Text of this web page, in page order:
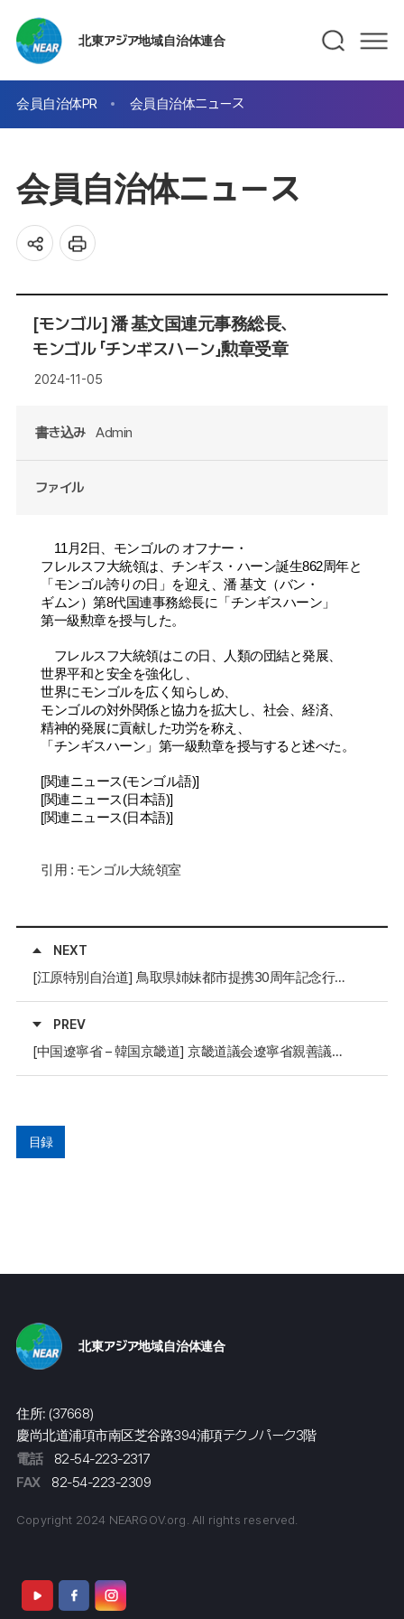
北東アジア地域自治体連合
会員自治体PR 会員自治体ニュース
会員自治体ニュース
[モンゴル] 潘 基文国連元事務総長、
モンゴル 「チンギスハーン」勲章受章
2024-11-05
書き込み Admin
ファイル
11 月 2日、モンゴルの オフナー・
フレルスフ大統領は、 チンギス ・ ハーン誕生862周年と
「 モンゴル誇りの日 」を迎え、潘 基文（バン ・
ギムン） 第8代国連事務総長に 「 チンギスハーン 」
第一級勲章を授与した。
フレルスフ大統領はこの日、人類の団結と発展、
世界平和と安全を強化し、
世界にモンゴルを広く知らしめ、
モンゴルの対外関係と協力を拡大し、社会、経済、
精神的発展に貢献した功労を称え、
「 チンギスハーン 」 第一級勲章を授与すると述べた。
[関連ニュース(モンゴル語)]
[関連ニュース(日本語)]
[関連ニュース(日本語)]
引用 : モンゴル大統領室
NEXT
[江原特別自治道] 鳥取県姉妹都市提携30周年記念行事参加
PREV
[中国遼寧省 – 韓国京畿道] 京畿道議会遼寧省親善議員連盟、遼寧省訪問
目録
北東アジア地域自治体連合
住所: (37668)
慶尚北道浦項市南区芝谷路394浦項テクノパーク3階
電話
82-54-223-2317
FAX
82-54-223-2309
Copyright 2024 NEARGOV.org. All rights reserved.